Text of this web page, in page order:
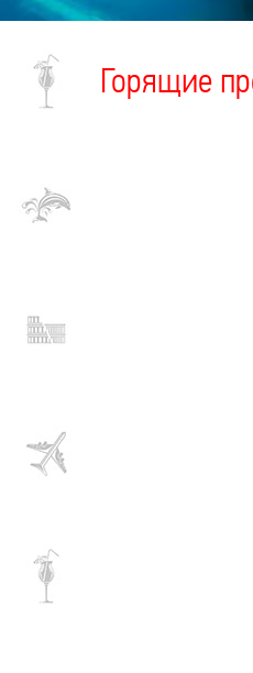
Горящие